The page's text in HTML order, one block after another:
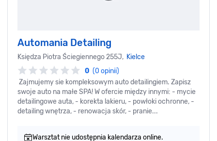
Automania Detailing
Księdza Piotra Ściegiennego 255J, Kielce
0 (0 opinii)
Zajmujemy sie kompleksowym auto detailingiem. Zapisz
swoje auto na małe SPA! W ofercie między innymi: - mycie
detailingowe auta, - korekta lakieru, - powłoki ochronne, -
detailing wnętrza, - renowacja skór, - pranie...
Warsztat nie udostępnia kalendarza online.